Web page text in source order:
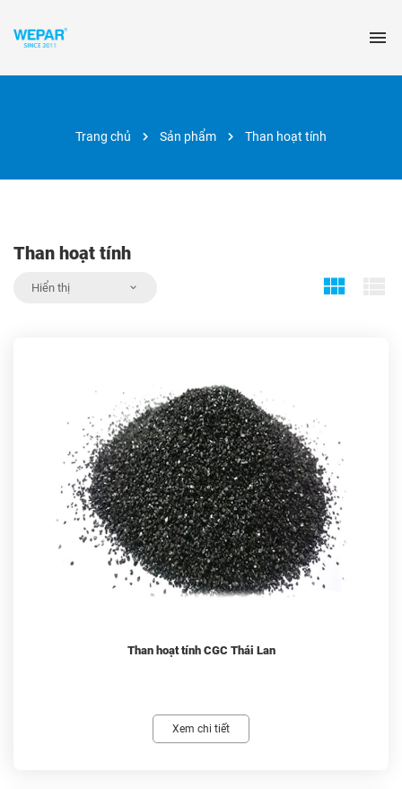
Trang chủ Sản phẩm Than hoạt tính
Than hoạt tính
Hiển thị
Than hoạt tính CGC Thái Lan
Xem chi tiết